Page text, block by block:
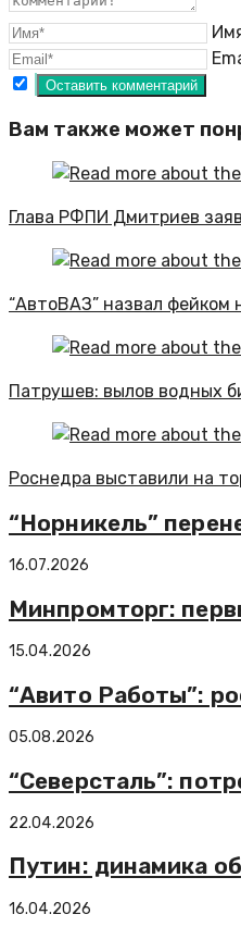
Вам также может
Глава РФПИ Дмитриев
“АвтоВАЗ” назвал фейком
Патрушев: вылов водных
Роснедра выставили на
“Норникель”
16.07.2026
Минпромторг:
15.04.2026
“Авито Работы”:
05.08.2026
“Северсталь”:
22.04.2026
Путин: динамика
16.04.2026